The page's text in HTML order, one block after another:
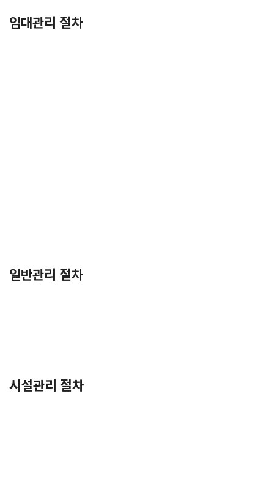
임대관리 절차
일반관리 절차
시설관리 절차